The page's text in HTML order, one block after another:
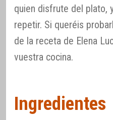
quien disfrute del plato,
repetir. Si queréis
de la receta de Elena
vuestra cocina.
Ingredientes